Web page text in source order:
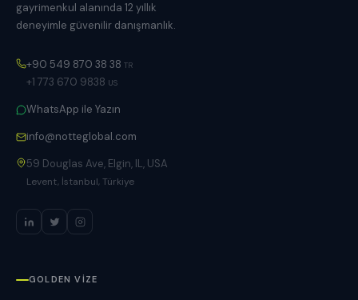
gayrimenkul alanında 12 yıllık
deneyimle güvenilir danışmanlık.
+90 549 870 38 38 TR
+1 773 670 9838 US
WhatsApp ile Yazın
info@notteglobal.com
59 Douglas Ave, Elgin, IL, USA
Levent, İstanbul, Türkiye
GOLDEN VIZE